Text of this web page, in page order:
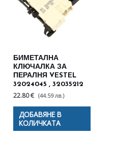
БИМЕТАЛНА
КЛЮЧАЛКА ЗА
ПЕРАЛНЯ VESTEL
32024045 , 32035212
22.80 € (44.59 лв.)
ДОБАВЯНЕ В
КОЛИЧКАТА